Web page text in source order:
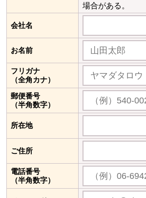
場合がある。
会社名
お名前
フリガナ
（全角カナ）
郵便番号
（半角数字）
所在地
ご住所
電話番号
（半角数字）